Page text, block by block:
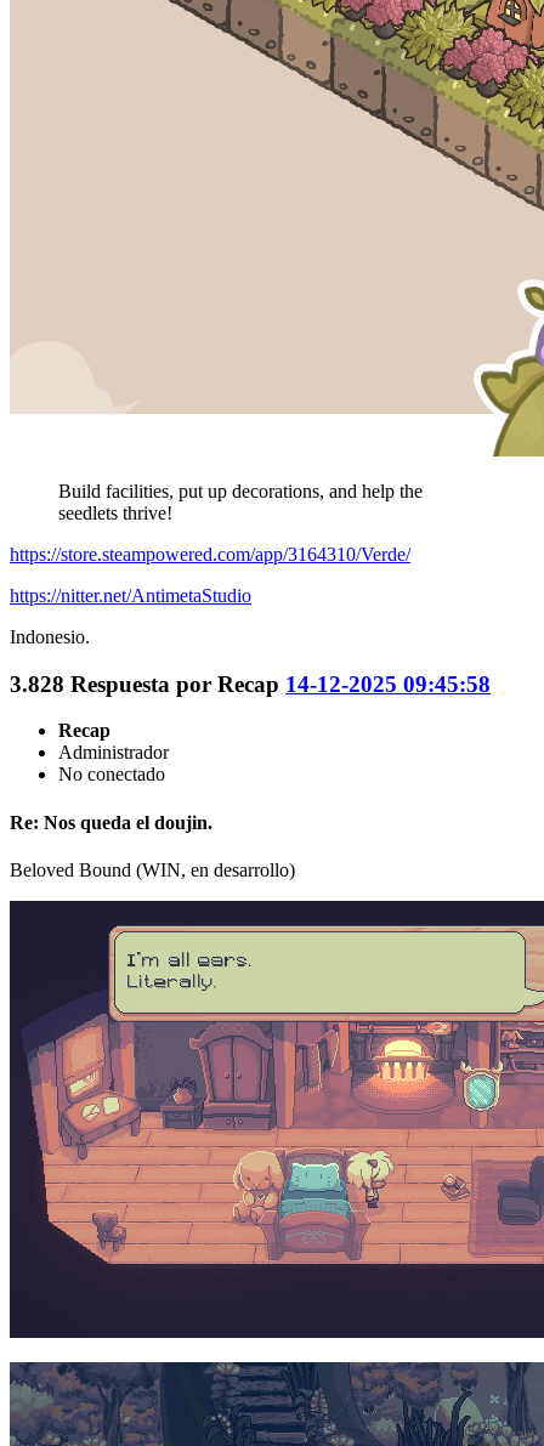
Build facilities, put up decorations, and help the
seedlets thrive!
https://store.steampowered.com/app/3164310/Verde/
https://nitter.net/AntimetaStudio
Indonesio.
3.828 Respuesta por Recap 14-12-2025 09:45:58
Recap
Administrador
No conectado
Re: Nos queda el doujin.
Beloved Bound (WIN, en desarrollo)